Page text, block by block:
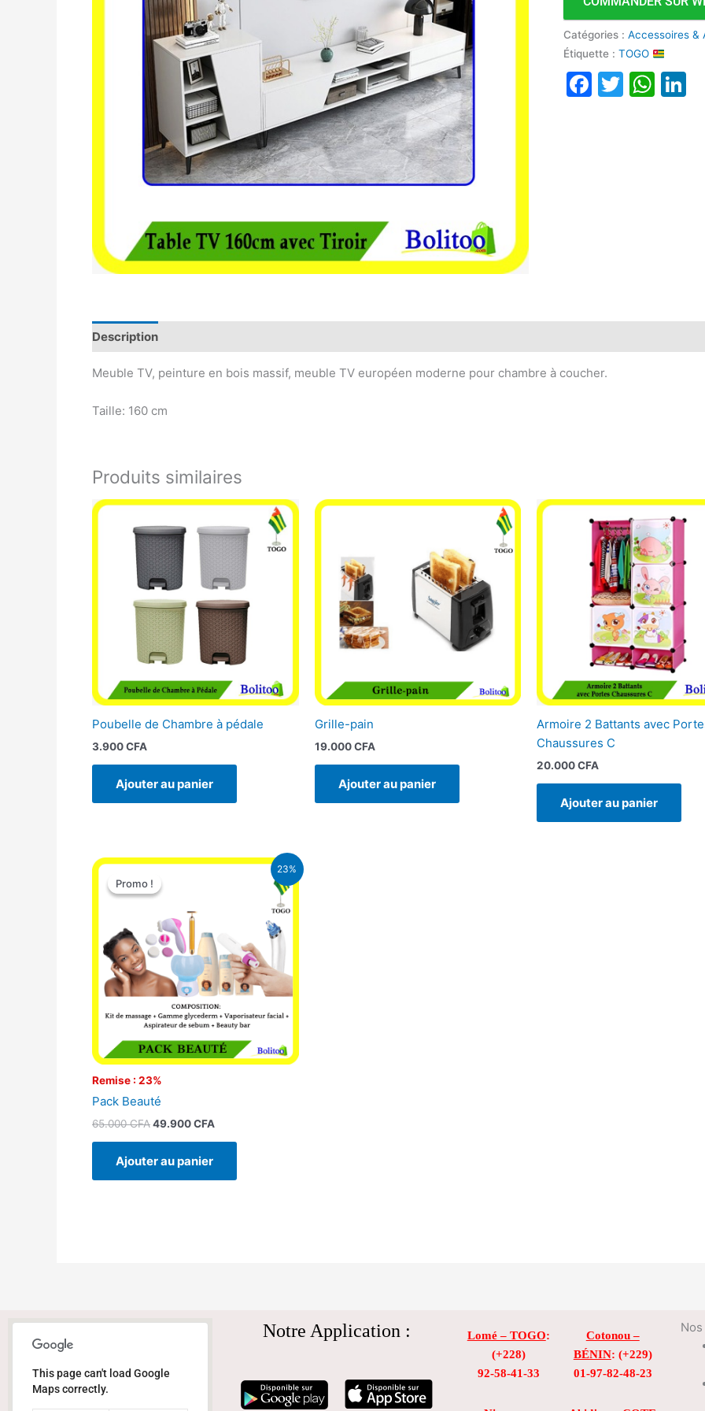
Catégories :Accessoires &
Étiquette :TOGO
Facebook
Twitter
Description
Meuble TV, peinture en bois massif, meuble TV européen moderne pour chambre à coucher.
Taille: 160 cm
Produits similaires
Poubelle de Chambre à pédale
3.900CFA
Ajouter au panier
Grille-pain
19.000CFA
Ajouter au panier
Armoire 2 Battants avec
Chaussures C
20.000CFA
Ajouter au panier
23%
Promo !
Remise : 23%
Promo !
Pack Beauté
65.000CFA
Le
initial
65.000 CFA.
49.900CFA
Le
49.900 CFA.
Ajouter au panier
This page can't load Google
Maps correctly.
Notre Application : Lomé – TOGO:
(+228)
92-58-41-33
Cotonou –
BÉNIN: (+229)
01-97-82-48-23